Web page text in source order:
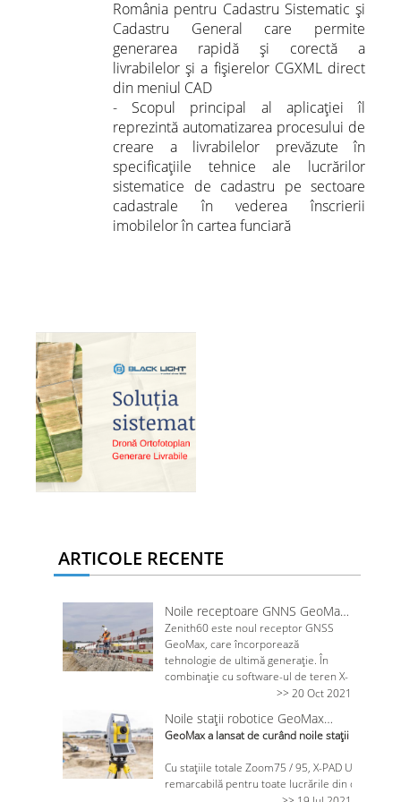
România pentru Cadastru Sistematic și
Cadastru General care permite
generarea rapidă și corectă a
livrabilelor și a fișierelor CGXML direct
din meniul CAD
- Scopul principal al aplicației îl
reprezintă automatizarea procesului de
creare a livrabilelor prevăzute în
specificațiile tehnice ale lucrărilor
sistematice de cadastru pe sectoare
cadastrale în vederea înscrierii
imobilelor în cartea funciară
ARTICOLE RECENTE
Noile receptoare GNNS GeoMax
Zenith60 IMU
Zenith60 este noul receptor GNSS
GeoMax, care încorporează
tehnologie de ultimă generație. În
combinație cu software-ul de teren X-
PAD,GeoMax oferă o soluție GNSS
convenabilă, flexibilă și plăcută. Ca
parte a grupului Hexagon, GeoMax
funcționează atunci când aveți nevoie.
Capacitatea de înclinare a
>> 20 Oct 2021
Noile stații robotice GeoMax
Zoom75/95
GeoMax a lansat de curând noile stații totale
Cu stațiile totale Zoom75 / 95, X-PAD Ultimate
remarcabilă pentru toate lucrările din